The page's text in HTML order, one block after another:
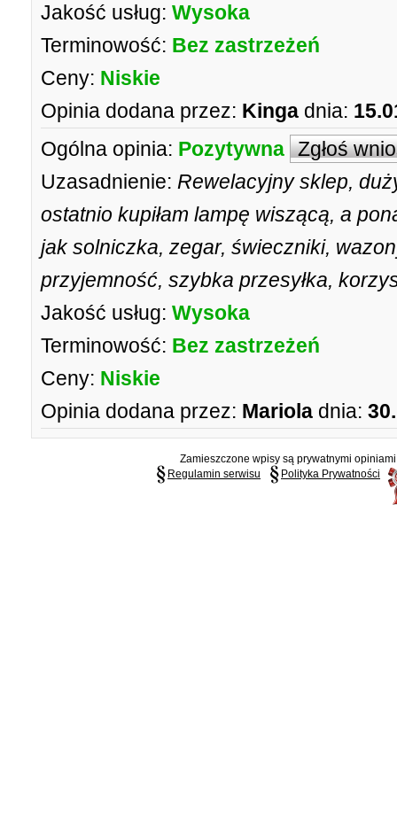
Jakość usług: Wysoka
Terminowość: Bez zastrzeżeń
Ceny: Niskie
Opinia dodana przez: Kinga dnia:
Ogólna opinia: Pozytywna Zgłoś
Uzasadnienie: Rewelacyjny sklep,
ostatnio kupiłam lampę wiszącą, a
jak solniczka, zegar, świeczniki,
przyjemność, szybka przesyłka,
Jakość usług: Wysoka
Terminowość: Bez zastrzeżeń
Ceny: Niskie
Opinia dodana przez: Mariola dnia:
Zamieszczone wpisy są prywatnymi
Regulamin serwisu
Polityka Prywatności